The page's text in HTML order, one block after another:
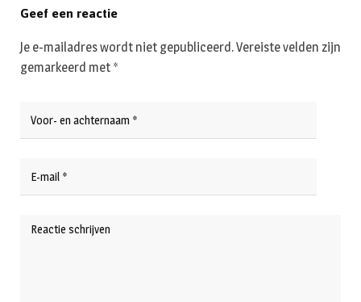
Geef een reactie
Je e-mailadres wordt niet gepubliceerd.Vereiste velden zijn
gemarkeerd met *